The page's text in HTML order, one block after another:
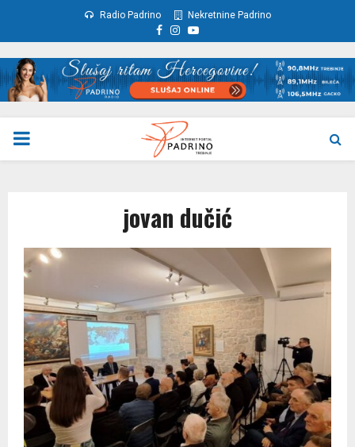
Radio Padrino Nekretnine Padrino
Facebook
Instagram
Youtube
PRIMARY
jovan dučić